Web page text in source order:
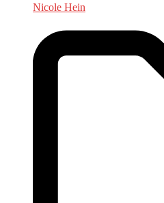
Nicole Hein